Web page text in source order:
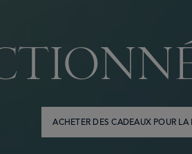
ACHETER DES CADEAUX POUR LA